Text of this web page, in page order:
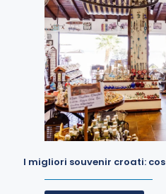
I migliori souvenir croati: